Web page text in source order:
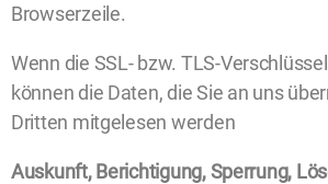
Browserzeile.
Wenn die SSL- bzw. TLS-
können die Daten, die Sie an uns
Dritten mitgelesen werden
Auskunft, Berichtigung, Sperrung,